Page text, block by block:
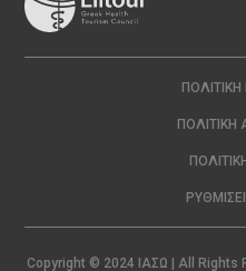
Copyright © 2024 ΙΑΣΩ | All Rights